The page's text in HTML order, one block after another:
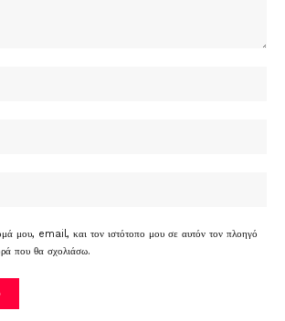
μου, email, και τον ιστότοπο μου σε αυτόν τον πλοηγό
που θα σχολιάσω.